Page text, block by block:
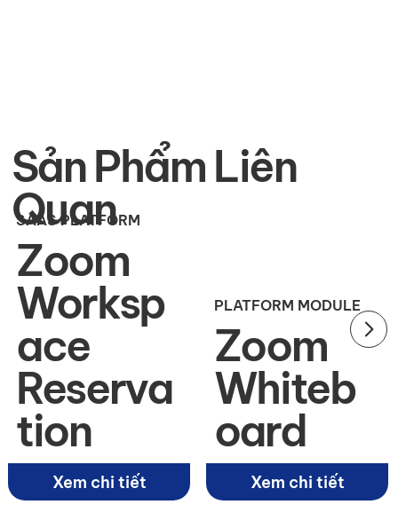
Sản Phẩm Liên
Quan
SAAS PLATFORM
Zoom
Worksp
ace
Reserva
tion
Xem chi tiết
PLATFORM MODULE
Zoom
Whiteb
oard
Xem chi tiết